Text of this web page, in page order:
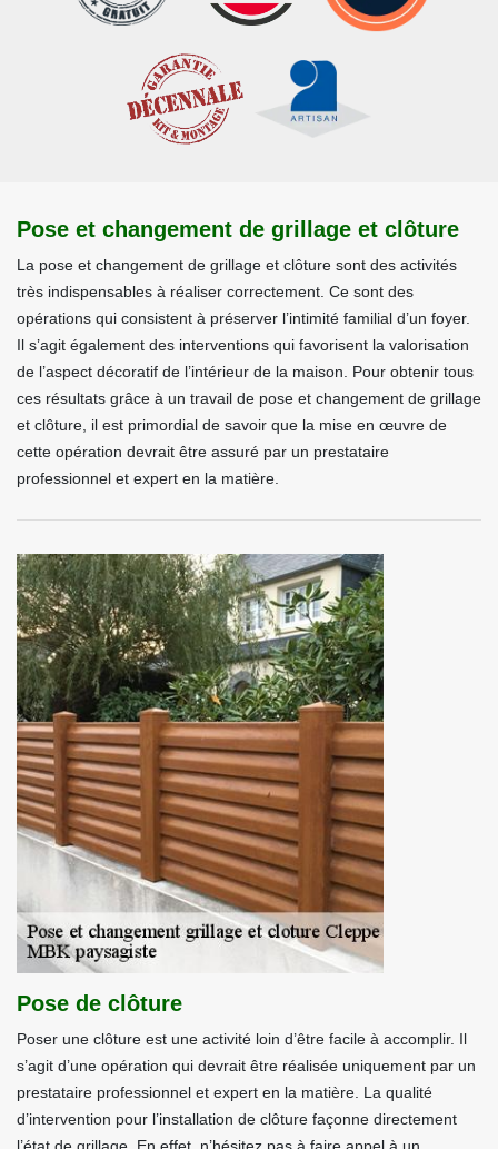
Pose et changement de grillage et clôture
La pose et changement de grillage et clôture sont des activités
très indispensables à réaliser correctement. Ce sont des
opérations qui consistent à préserver l’intimité familial d’un foyer.
Il s’agit également des interventions qui favorisent la valorisation
de l’aspect décoratif de l’intérieur de la maison. Pour obtenir tous
ces résultats grâce à un travail de pose et changement de grillage
et clôture, il est primordial de savoir que la mise en œuvre de
cette opération devrait être assuré par un prestataire
professionnel et expert en la matière.
Pose de clôture
Poser une clôture est une activité loin d’être facile à accomplir. Il
s’agit d’une opération qui devrait être réalisée uniquement par un
prestataire professionnel et expert en la matière. La qualité
d’intervention pour l’installation de clôture façonne directement